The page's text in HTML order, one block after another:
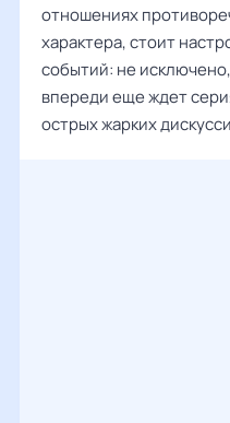
отношениях
характера, стоит
событий: не
впереди еще ждет
острых жарких